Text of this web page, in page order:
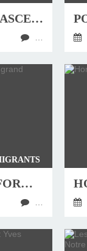
BELLES FÊTES DE L’ASCENSION ET DE LA PENTECÔTE !
MIGRATION: LA RÉFORME DE L'ASILE, GRAND RENDEZ-VOUS MANQUÉ POUR L'UE